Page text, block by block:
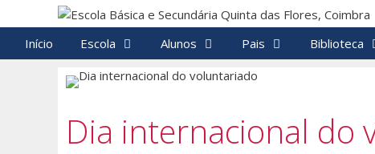
para
conteúdo
Início Escola Alunos Pais Biblioteca
Dia internacional do